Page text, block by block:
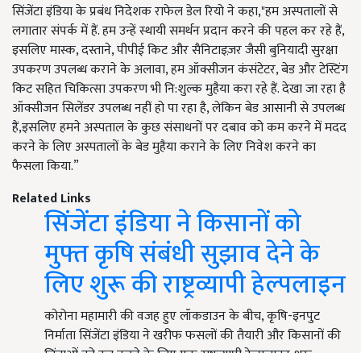
सिंजेंटा इंडिया के प्रबंध निदेशक राफेल डेल रियो ने कहा,"हम अस्पतालों से
लगातार संपर्क में हैं. हम उन्हें स्थायी समर्थन प्रदान करने की पहल कर रहे हैं,
इसलिए मास्क, दस्ताने, पीपीई किट और सैनिटाइज़र जैसी बुनियादी सुरक्षा
उपकरण उपलब्ध कराने के अलावा, हम ऑक्सीजन कंसंटेटर, बेड और टेस्टिंग
किट सहित चिकित्सा उपकरण भी नि:शुल्क मुहैया करा रहे हैं. देखा जा रहा है
ऑक्सीजन सिलेंडर उपलब्ध नहीं हो पा रहा है, लेकिन बेड आसानी से उपलब्ध
हैं,इसलिए हमने अस्पताल के कुछ संसाधनों पर दबाव को कम करने में मदद
करने के लिए अस्पतालों के बेड मुहैया कराने के लिए निवेश करने का
फैसला किया.”
Related Links
सिंजेंटा इंडिया ने किसानों को
मुफ्त कृषि संबंधी सुझाव देने के
लिए शुरू की राष्ट्रव्यापी हेल्पलाइन
कोरोना महामारी की वजह हुए लॉकडाउन के बीच, कृषि-इनपुट
निर्माता सिंजेंटा इंडिया ने खरीफ फसलों की तैयारी और किसानों की